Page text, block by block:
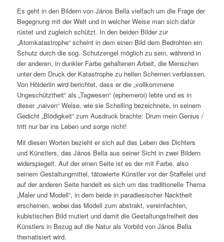
Es geht in den Bildern von János Bella vielfach um die Frage der
Begegnung mit der Welt und in welcher Weise man sich dafür
rüstet und zugleich schützt. In den beiden Bilder zur
„Atomkatastrophe“ scheint in dem einen Bild dem Bedrohten ein
Schutz durch die sog. Schutzengel möglich zu sein, während in
der anderen, in dunkler Farbe gehaltenen Arbeit, die Menschen
unter dem Druck der Katastrophe zu hellen Schemen verblassen.
Von Hölderlin wird berichtet, dass er die „vollkommene
Ungeschütztheit“ als „Tagwesen“ (ephemeroi) lebte und es in
dieser „naiven“ Weise, wie sie Schelling bezeichnete, in seinem
Gedicht „Blödigkeit“ zum Ausdruck brachte: Drum mein Genius /
tritt nur bar ins Leben und sorge nicht!
Mit diesen Worten bezieht er sich auf das Leben des Dichters
und Künstlers, das János Bella aus seiner Sicht in zwei Bildern
widerspiegelt. Auf der einen Seite ist es der mit Farbe, also
seinem Gestaltungmittel, tätowierte Künstler vor der Staffelei und
auf der anderen Seite handelt es sich um das traditionelle Thema
„Maler und Modell“, in dem beide in paradiesischer Nacktheit
erscheinen, wobei das Modell zum abstrakt, vereinfachten,
kubistischen Bild mutiert und damit die Gestaltungsfreiheit des
Künstlers in Bezug auf die Natur als Vorbild von János Bella
thematisiert wird.